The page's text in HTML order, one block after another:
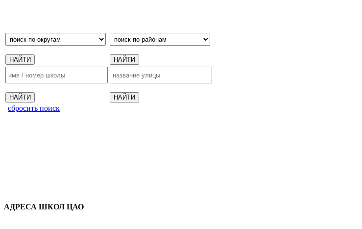
сбросить поиск
АДРЕСА ШКОЛ ЦАО